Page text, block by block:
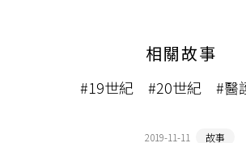
相關故事
#19世紀 #20世紀 #醫
2019-11-11 故事